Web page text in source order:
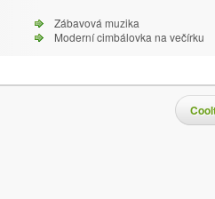
Zábavová muzika
Moderní cimbálovka na večírku